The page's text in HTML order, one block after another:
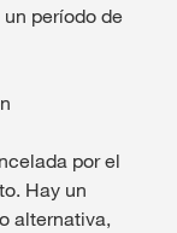
período de
por el
Hay un
alternativa,